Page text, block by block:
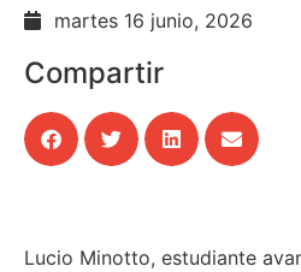
martes 16 junio, 2026
Compartir
Lucio Minotto, estudiante